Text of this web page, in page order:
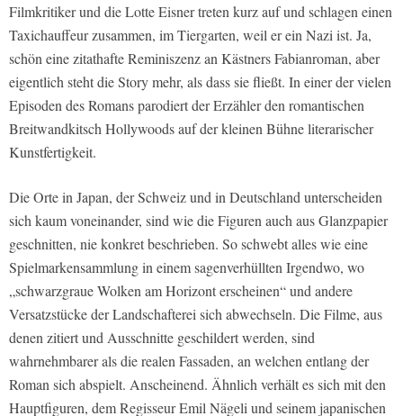
Filmkritiker und die Lotte Eisner treten kurz auf und schlagen einen
Taxichauffeur zusammen, im Tiergarten, weil er ein Nazi ist. Ja,
schön eine zitathafte Reminiszenz an Kästners Fabianroman, aber
eigentlich steht die Story mehr, als dass sie fließt. In einer der vielen
Episoden des Romans parodiert der Erzähler den romantischen
Breitwandkitsch Hollywoods auf der kleinen Bühne literarischer
Kunstfertigkeit.
Die Orte in Japan, der Schweiz und in Deutschland unterscheiden
sich kaum voneinander, sind wie die Figuren auch aus Glanzpapier
geschnitten, nie konkret beschrieben. So schwebt alles wie eine
Spielmarkensammlung in einem sagenverhüllten Irgendwo, wo
„schwarzgraue Wolken am Horizont erscheinen“ und andere
Versatzstücke der Landschafterei sich abwechseln. Die Filme, aus
denen zitiert und Ausschnitte geschildert werden, sind
wahrnehmbarer als die realen Fassaden, an welchen entlang der
Roman sich abspielt. Anscheinend. Ähnlich verhält es sich mit den
Hauptfiguren, dem Regisseur Emil Nägeli und seinem japanischen